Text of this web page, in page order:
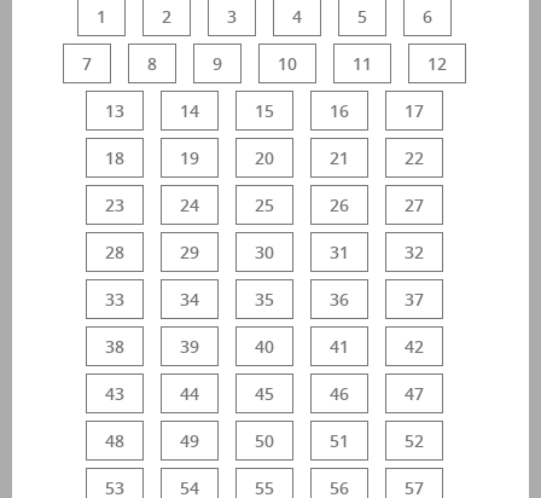
1 2 3 4 5 6
7 8 9 10 11 12
13 14 15 16 17
18 19 20 21 22
23 24 25 26 27
28 29 30 31 32
33 34 35 36 37
38 39 40 41 42
43 44 45 46 47
48 49 50 51 52
53 54 55 56 57